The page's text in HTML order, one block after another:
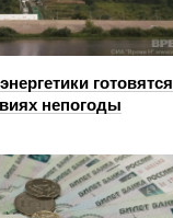
готовятся
непогоды